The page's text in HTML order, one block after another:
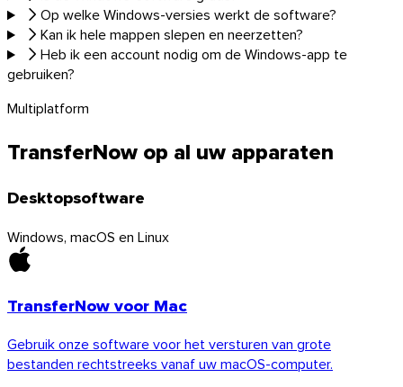
Op welke Windows-versies werkt de software?
Kan ik hele mappen slepen en neerzetten?
Heb ik een account nodig om de Windows-app te
gebruiken?
Multiplatform
TransferNow op al uw apparaten
Desktopsoftware
Windows, macOS en Linux
TransferNow voor Mac
Gebruik onze software voor het versturen van grote
bestanden rechtstreeks vanaf uw macOS-computer.